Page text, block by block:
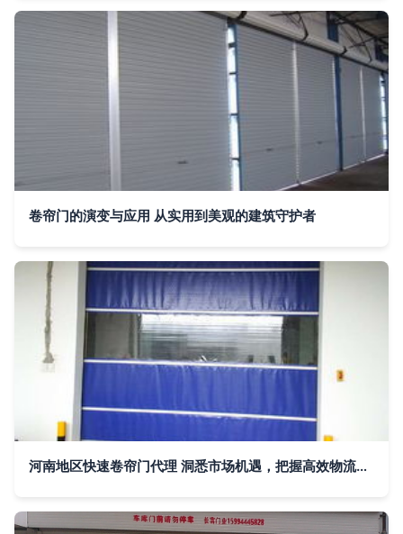
卷帘门的演变与应用 从实用到美观的建筑守护者
河南地区快速卷帘门代理 洞悉市场机遇，把握高效物流通道